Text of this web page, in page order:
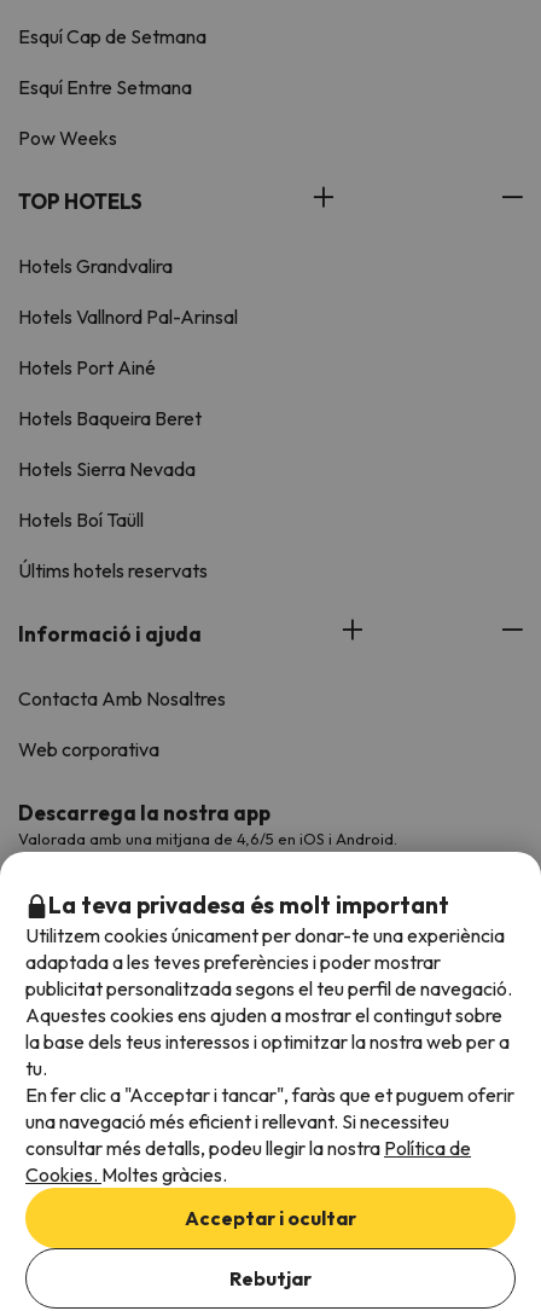
Afegeix les dates per comprovar la disponibilitat
Esquí Cap de Setmana
Esquí Entre Setmana
Pow Weeks
TOP HOTELS
Hotels Grandvalira
Hotels Vallnord Pal-Arinsal
Hotels Port Ainé
Hotels Baqueira Beret
Hotels Sierra Nevada
Hotels Boí Taüll
Últims hotels reservats
Informació i ajuda
Contacta Amb Nosaltres
Web corporativa
Descarrega la nostra app
Valorada amb una mitjana de 4,6/5 en iOS i Android.
Acceptem
Condicions generals
Privadesa de dades
Política de cookies
La teva privadesa és molt important
Utilitzem cookies únicament per donar-te una experiència
adaptada a les teves preferències i poder mostrar
publicitat personalitzada segons el teu perfil de navegació.
Aquestes cookies ens ajuden a mostrar el contingut sobre
la base dels teus interessos i optimitzar la nostra web per a
tu.
En fer clic a "Acceptar i tancar", faràs que et puguem oferir
una navegació més eficient i rellevant. Si necessiteu
consultar més detalls, podeu llegir la nostra Política de
Cookies. Moltes gràcies.
Acceptar i ocultar
Rebutjar